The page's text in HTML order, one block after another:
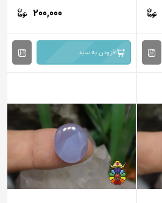
200,000
افزودن به سبد